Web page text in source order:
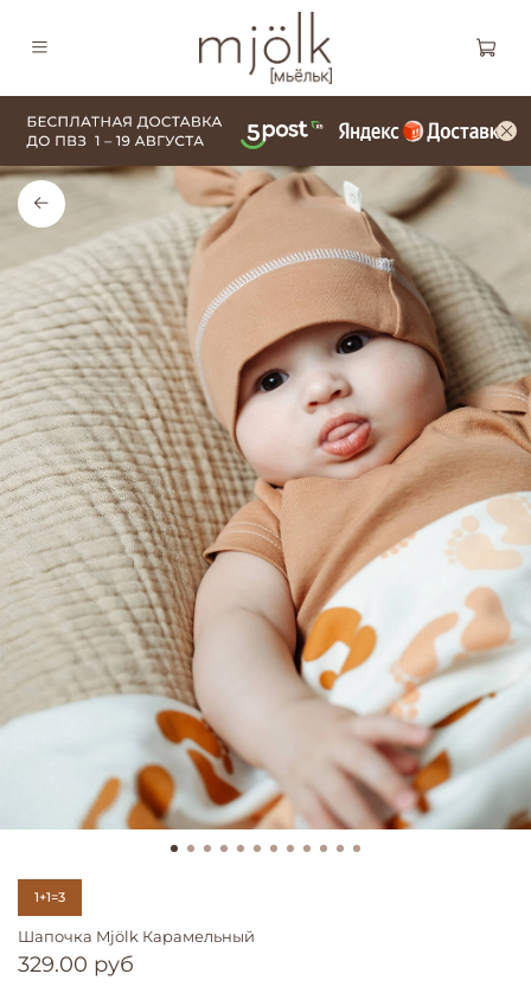
1+1=3
Шапочка Mjölk Карамельный
329.00 руб